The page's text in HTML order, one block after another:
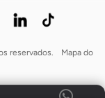
auxiliar na
para
garantindo
Na
mais
reservados.
Mapa do